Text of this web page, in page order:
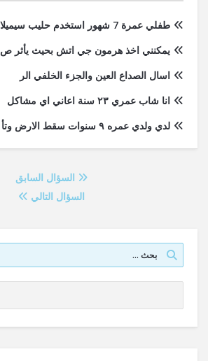
طفلي عمرة 7 شهور استخدم حليب سيميلا
يمكنني اخذ هرمون جي اتش بحيث يأثر ص
اسال الصداع العين والجزء الخلفي الر
انا شاب عمري ٢٣ سنة اعاني اي مشاكل
لدي ولدي عمره ٩ سنوات سقط الارض وتأ
السؤال السابق
السؤال التالي